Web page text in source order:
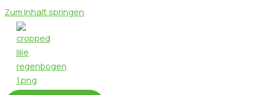
Zum Inhalt springen